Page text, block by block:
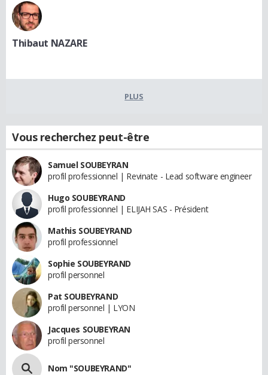
Thibaut NAZARE
PLUS
Vous recherchez peut-être
Samuel SOUBEYRAN
profil professionnel | Revinate - Lead software engineer
Hugo SOUBEYRAND
profil professionnel | ELIJAH SAS - Président
Mathis SOUBEYRAND
profil professionnel
Sophie SOUBEYRAND
profil personnel
Pat SOUBEYRAND
profil personnel | LYON
Jacques SOUBEYRAN
profil personnel
Nom "SOUBEYRAND"